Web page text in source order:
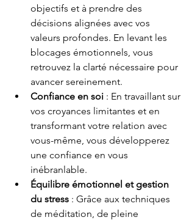
objectifs et à prendre des
décisions alignées avec vos
valeurs profondes. En levant les
blocages émotionnels, vous
retrouvez la clarté nécessaire pour
avancer sereinement.
Confiance en soi : En travaillant sur
vos croyances limitantes et en
transformant votre relation avec
vous-même, vous développerez
une confiance en vous
inébranlable.
Équilibre émotionnel et gestion
du stress : Grâce aux techniques
de méditation, de pleine